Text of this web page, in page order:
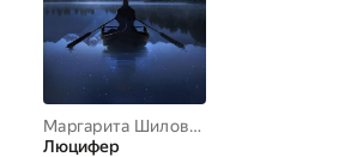
Маргарита Шиловская
Люцифер